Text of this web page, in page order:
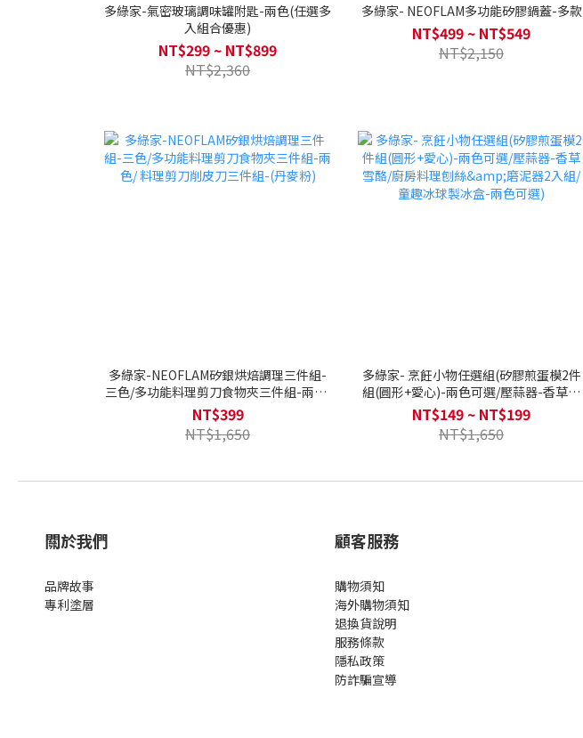
多綠家-氣密玻璃調味罐附匙-兩色(任選多
入組合優惠)
NT$299 ~ NT$899
NT$2,360
多綠家- NEOFLAM多功能矽膠鍋蓋-多款
NT$499 ~ NT$549
NT$2,150
多綠家-NEOFLAM矽銀烘焙調理三件組-
三色/多功能料理剪刀食物夾三件組-兩色/
料理剪刀削皮刀三件組-(丹麥粉)
NT$399
NT$1,650
多綠家- 烹飪小物任選組(矽膠煎蛋模2件
組(圓形+愛心)-兩色可選/壓蒜器-香草雪
酪/廚房料理刨絲&磨泥器2入組/童趣冰球
製冰盒-兩色可選)
NT$149 ~ NT$199
NT$1,650
關於我們
品牌故事
專利塗層
顧客服務
購物須知
海外購物須知
退換貨說明
服務條款
隱私政策
防詐騙宣導